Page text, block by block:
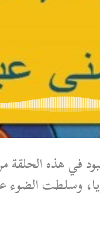
في هذه
وسلطت